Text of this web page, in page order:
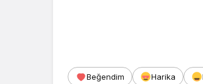
Beğendim Harika